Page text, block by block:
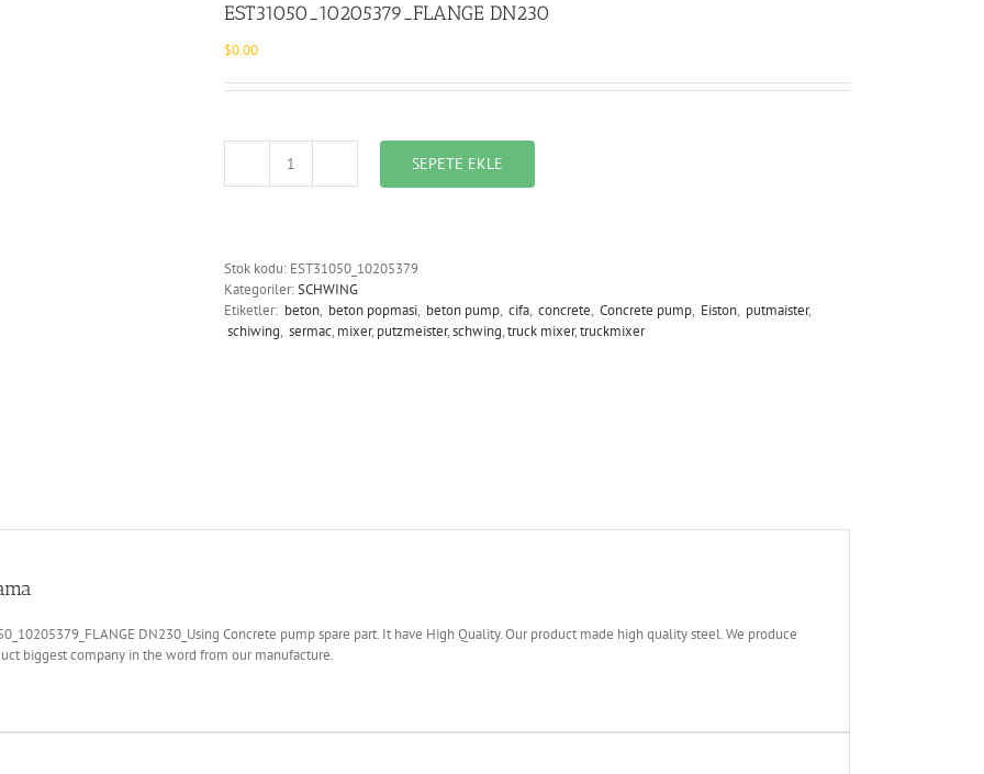
EST31050_10205379_FLANGE DN230
$0.00
EST31050_10205379_FLANGE
SEPETE EKLE
Stok kodu: EST31050_10205379
Kategoriler:SCHWING
Etiketler: beton, beton popmasi, beton pump, cifa, concrete, Concrete pump, Eiston, putmaister,
schiwing, sermac, mixer, putzmeister,schwing,truck mixer,truckmixer
DN230_Using Concrete pump spare part. It have High Quality. Our product made high quality steel. We produce
biggest company in the word from our manufacture.